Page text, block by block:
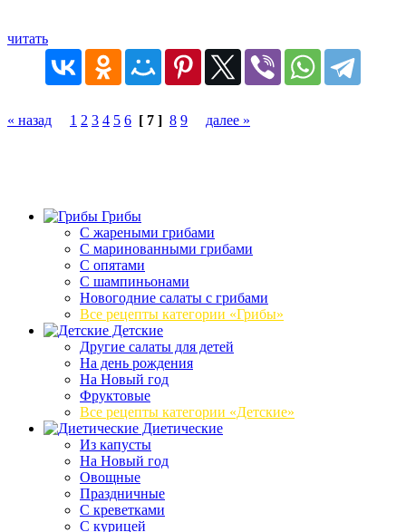
читать
« назад 1 2 3 4 5 6 [ 7 ] 8 9 далее »
Грибы
C жареными грибами
C маринованными грибами
C опятами
C шампиньонами
Новогодние салаты с грибами
Все рецепты категории «Грибы»
Детские
Другие салаты для детей
На день рождения
На Новый год
Фруктовые
Все рецепты категории «Детские»
Диетические
Из капусты
На Новый год
Овощные
Праздничные
С креветками
С курицей